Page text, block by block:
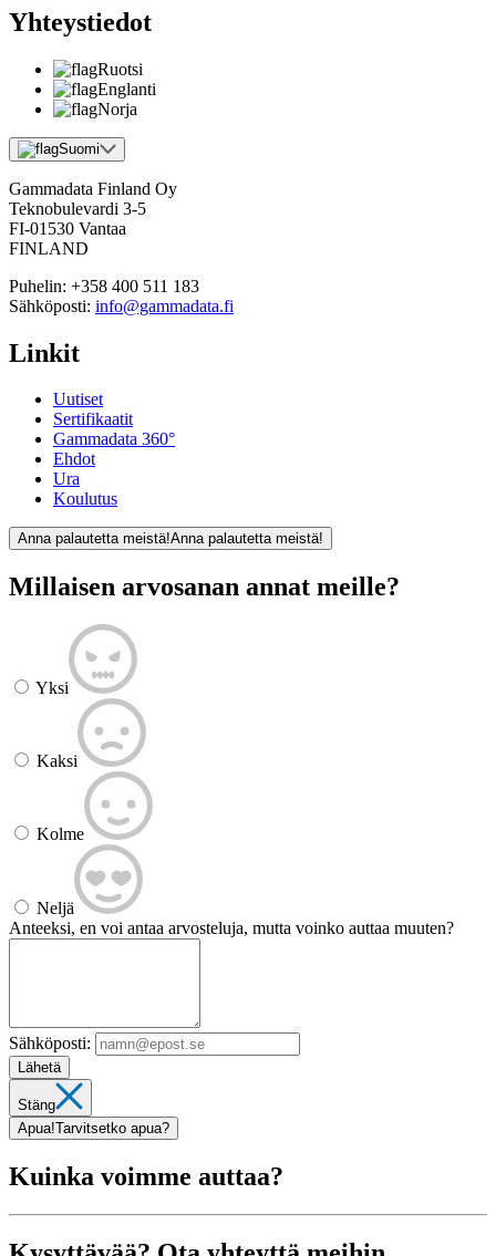
Yhteystiedot
Ruotsi
Englanti
Norja
Suomi
Gammadata Finland Oy
Teknobulevardi 3-5
FI-01530 Vantaa
FINLAND
Puhelin: +358 400 511 183
Sähköposti: info@gammadata.fi
Linkit
Uutiset
Sertifikaatit
Gammadata 360°
Ehdot
Ura
Koulutus
Anna palautetta meistä!Anna palautetta meistä!
Millaisen arvosanan annat meille?
Yksi
Kaksi
Kolme
Neljä
Anteeksi, en voi antaa arvosteluja, mutta voinko auttaa muuten?
Sähköposti:
Lähetä
Stäng
Apua!Tarvitsetko apua?
Kuinka voimme auttaa?